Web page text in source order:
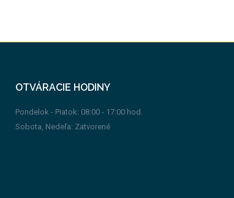
OTVÁRACIE HODINY
Pondelok - Piatok: 08:00 - 17:00 hod.
Sobota, Nedeľa: Zatvorené